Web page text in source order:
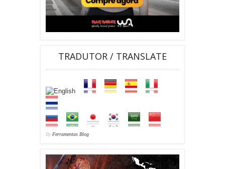
TRADUTOR / TRANSLATE
By Ferramentas Blog